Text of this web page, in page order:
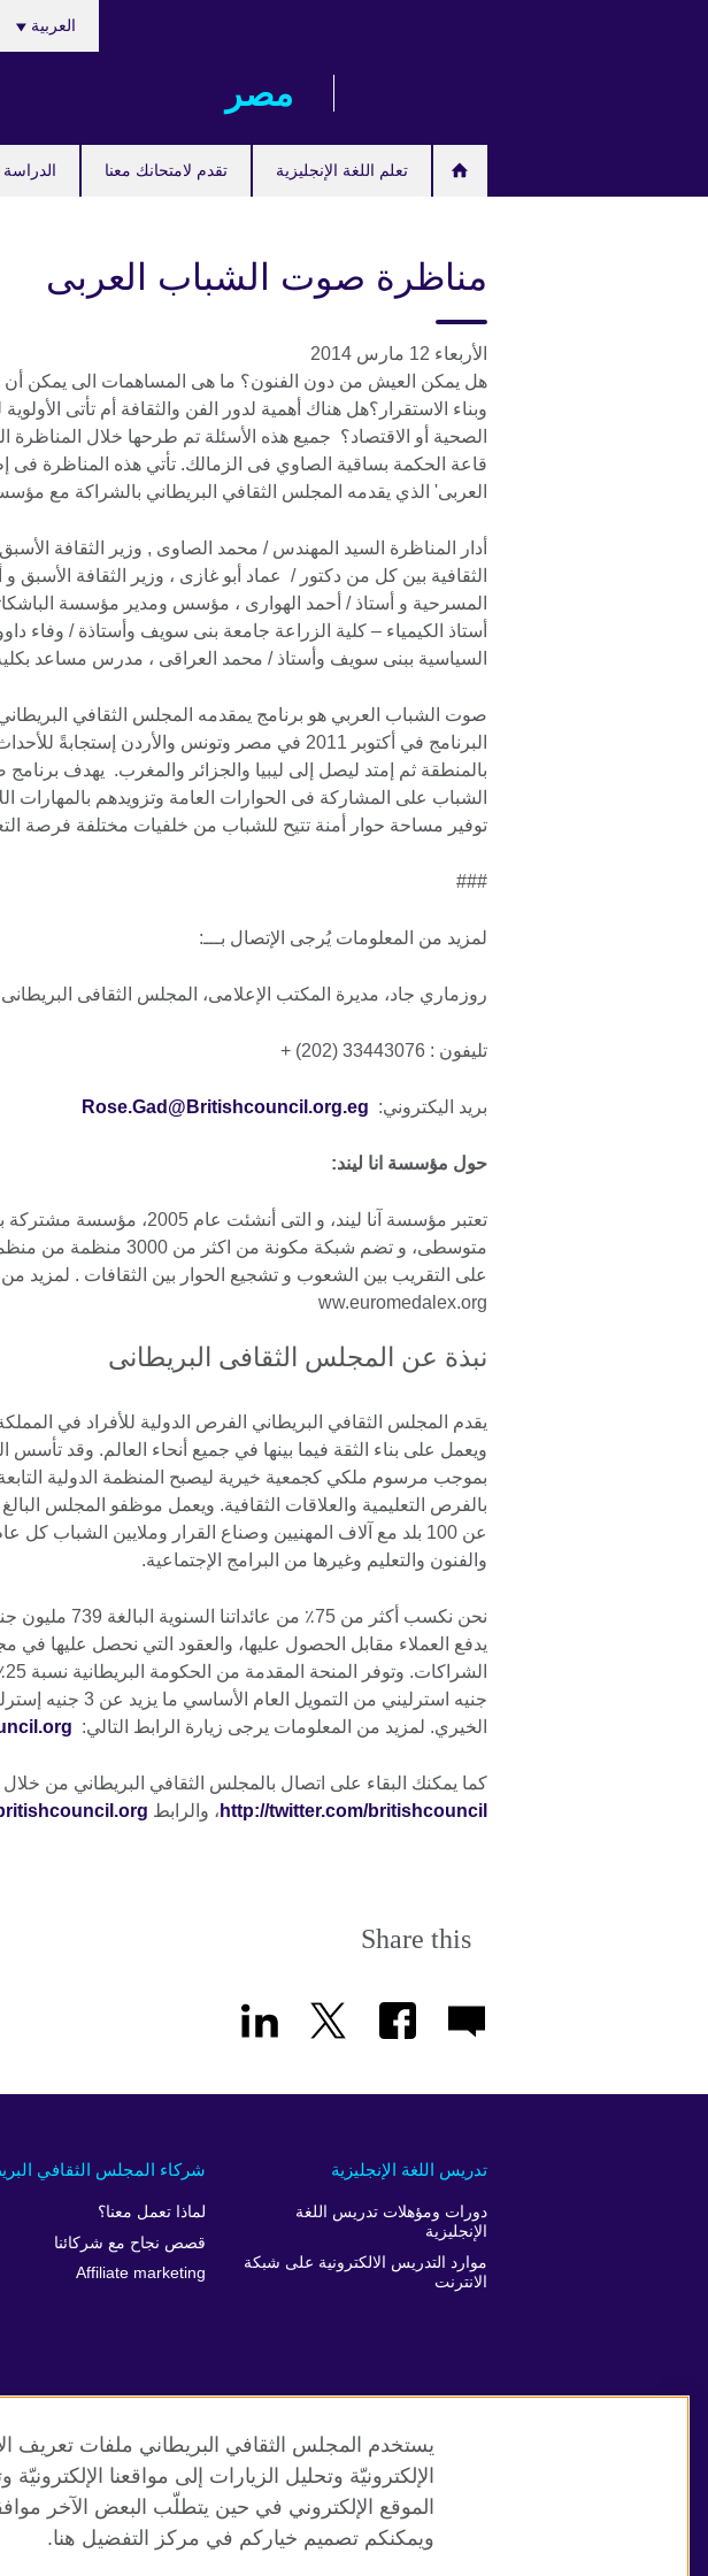
مصر‎
تعلم اللغة الإنجليزية تقدم لامتحانك معنا
العربية
مناظرة صوت الشباب العربى
الأربعاء 12 مارس 2014
هل يمكن العيش من دون الفنون؟ ما هى المساهمات الى يمكن أن
وبناء الاستقرار؟هل هناك أهمية لدور الفن والثقافة أم تأتى
الصحية أو الاقتصاد؟ جميع هذه الأسئلة تم طرحها خلال
قاعة الحكمة بساقية الصاوي فى الزمالك. تأتي هذه المناظرة
العربى' الذي يقدمه المجلس الثقافي البريطاني بالشراكة مع
أدار المناظرة السيد المهندس / محمد الصاوى , وزير الثقافة
الثقافية بين كل من دكتور / عماد أبو غازى ، وزير الثقافة الأسبق
المسرحية و أستاذ / أحمد الهوارى ، مؤسس ومدير مؤسسة
أستاذ الكيمياء – كلية الزراعة جامعة بنى سويف وأستاذة / وفاء
السياسية ببنى سويف وأستاذ / محمد العراقى ، مدرس مساعد
صوت الشباب العربي هو برنامج يمقدمه المجلس الثقافي
البرنامج في أكتوبر 2011 في مصر وتونس والأردن
بالمنطقة ثم إمتد ليصل إلى ليبيا والجزائر والمغرب. يهدف
الشباب على المشاركة فى الحوارات العامة وتزويدهم بالمهارات
توفير مساحة حوار أمنة تتيح للشباب من خلفيات مختلفة فرصة
###
لمزيد من المعلومات يُرجى الإتصال بـــ:
روزماري جاد، مديرة المكتب الإعلامى، المجلس الثقافى البريطانى
تليفون : 33443076 (202) +
بريد اليكتروني: Rose.Gad@Britishcouncil.org.eg
حول مؤسسة انا ليند:
متوسطى، و تضم شبكة مكونة من
على التقريب بين الشعوب و تشجيع الحوار بين الثقافات . لمزيد
ww.euromedalex.org
نبذة عن المجلس الثقافى البريطانى
يقدم المجلس الثقافي البريطاني الفرص الدولية للأفراد في
ويعمل على بناء الثقة فيما بينها في جميع أنحاء العالم. وقد تأسس
بموجب مرسوم ملكي كجمعية خيرية ليصبح المنظمة الدولية التابعة
عن 100 بلد مع آلاف المهنيين وصناع القرار وملايين الشباب كل
والفنون والتعليم وغيرها من البرامج الإجتماعية.
نحن نكسب أكثر من
يدفع العملاء مقابل الحصول عليها، والعقود التي نحصل عليها في
جنيه استرليني من
الخيري. لمزيد من المعلومات يرجى زيارة الرابط التالي:
كما يمكنك البقاء على اتصال بالمجلس الثقافي البريطاني من خلال
http://twitter.com/britishcouncil ، والرابط
Share this
شركاء المجلس الثقافي
لماذا تعمل معنا؟
قصص نجاح مع شركائنا
Affiliate marketing
تدريس اللغة الإنجليزية
دورات ومؤهلات تدريس اللغة
الإنجليزية
موارد التدريس الالكترونية على شبكة
الانترنت
موقع المجلس الثقافي البريطاني العالمي الخصوصية وشروط
يستخدم المجلس الثقافي البريطاني ملفات تعريف
الإلكترونيّة وتحليل الزيارات إلى مواقعنا
الموقع الإلكتروني في حين يتطلّب البعض الآخر
ويمكنكم تصميم خياركم في مركز التفضيل هنا.